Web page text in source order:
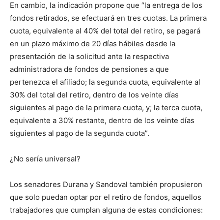
En cambio, la indicación propone que “la entrega de los
fondos retirados, se efectuará en tres cuotas. La primera
cuota, equivalente al 40% del total del retiro, se pagará
en un plazo máximo de 20 días hábiles desde la
presentación de la solicitud ante la respectiva
administradora de fondos de pensiones a que
pertenezca el afiliado; la segunda cuota, equivalente al
30% del total del retiro, dentro de los veinte días
siguientes al pago de la primera cuota, y; la terca cuota,
equivalente a 30% restante, dentro de los veinte días
siguientes al pago de la segunda cuota”.
¿No sería universal?
Los senadores Durana y Sandoval también propusieron
que solo puedan optar por el retiro de fondos, aquellos
trabajadores que cumplan alguna de estas condiciones: